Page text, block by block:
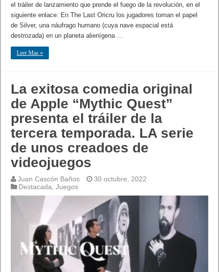
el tráiler de lanzamiento que prende el fuego de la revolución, en el
siguiente enlace: En The Last Oricru los jugadores toman el papel
de Silver, una náufrago humano (cuya nave espacial está
destrozada) en un planeta alienígena …
Leer Mas »
La exitosa comedia original
de Apple “Mythic Quest”
presenta el tráiler de la
tercera temporada. LA serie
de unos creadoes de
videojuegos
Juan Cascón Baños
30 octubre, 2022
Destacada ,Juegos